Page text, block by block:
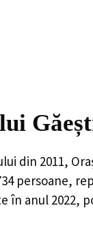
din 2011,
persoane,
anul 2022,